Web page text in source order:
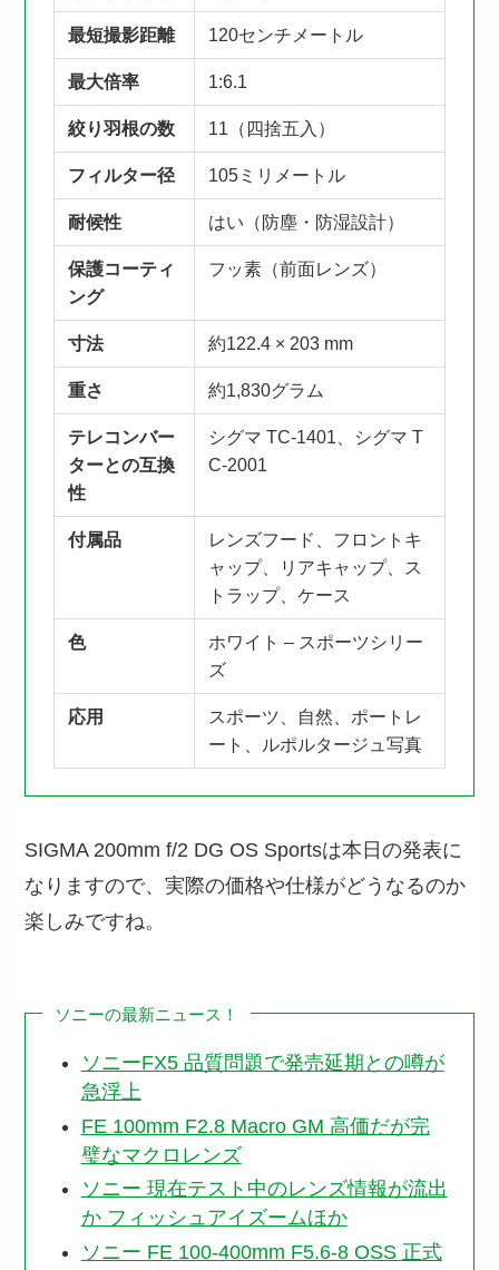
最短撮影距離 120センチメートル
最大倍率 1:6.1
絞り羽根の数 11（四捨五入）
フィルター径 105ミリメートル
耐候性 はい（防塵・防湿設計）
保護コーティ
ング
フッ素（前面レンズ）
寸法 約122.4 × 203 mm
重さ 約1,830グラム
テレコンバー
ターとの互換
性
シグマ TC-1401、シグマ T
C-2001
付属品
レンズフード、フロントキ
ャップ、リアキャップ、ス
トラップ、ケース
色
ホワイト – スポーツシリー
ズ
応用
スポーツ、自然、ポートレ
ート、ルポルタージュ写真
SIGMA 200mm f/2 DG OS Sportsは本日の発表に
なりますので、実際の価格や仕様がどうなるのか
楽しみですね。
ソニーの最新ニュース！
ソニーFX5 品質問題で発売延期との噂が
急浮上
FE 100mm F2.8 Macro GM 高価だが完
璧なマクロレンズ
ソニー 現在テスト中のレンズ情報が流出
か フィッシュアイズームほか
ソニー FE 100-400mm F5.6-8 OSS 正式